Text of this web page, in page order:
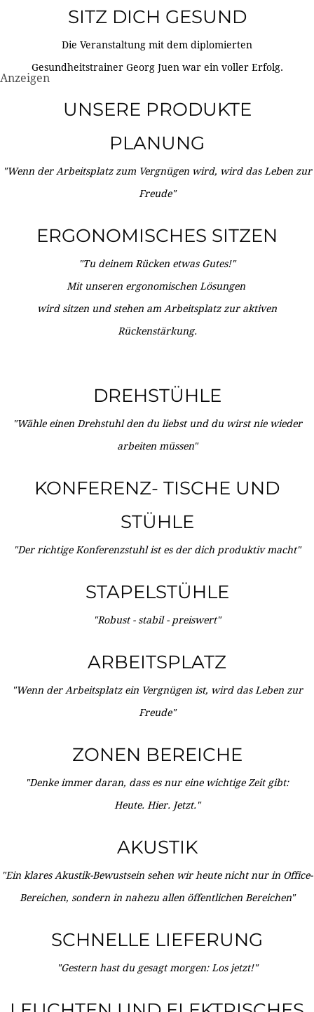
SITZ DICH GESUND
Die Veranstaltung mit dem diplomierten
Gesundheitstrainer Georg Juen war ein voller Erfolg.
Anzeigen
UNSERE PRODUKTE
PLANUNG
"Wenn der Arbeitsplatz zum Vergnügen wird, wird das Leben zur
Freude"
ERGONOMISCHES SITZEN
"Tu deinem Rücken etwas Gutes!"
Mit unseren ergonomischen Lösungen
wird sitzen und stehen am Arbeitsplatz zur aktiven
Rückenstärkung.
DREHSTÜHLE
"Wähle einen Drehstuhl den du liebst und du wirst nie wieder
arbeiten müssen"
KONFERENZ- TISCHE UND
STÜHLE
"Der richtige Konferenzstuhl ist es der dich produktiv macht"
STAPELSTÜHLE
"Robust - stabil - preiswert"
ARBEITSPLATZ
"Wenn der Arbeitsplatz ein Vergnügen ist, wird das Leben zur
Freude"
ZONEN BEREICHE
"Denke immer daran, dass es nur eine wichtige Zeit gibt:
Heute. Hier. Jetzt."
AKUSTIK
"Ein klares Akustik-Bewustsein sehen wir heute nicht nur in Office-
Bereichen, sondern in nahezu allen öffentlichen Bereichen"
SCHNELLE LIEFERUNG
"Gestern hast du gesagt morgen: Los jetzt!"